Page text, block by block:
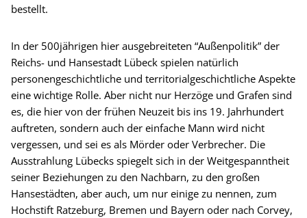
bestellt.
In der 500jährigen hier ausgebreiteten “Außenpolitik” der
Reichs- und Hansestadt Lübeck spielen natürlich
personengeschichtliche und territorialgeschichtliche Aspekte
eine wichtige Rolle. Aber nicht nur Herzöge und Grafen sind
es, die hier von der frühen Neuzeit bis ins 19. Jahrhundert
auftreten, sondern auch der einfache Mann wird nicht
vergessen, und sei es als Mörder oder Verbrecher. Die
Ausstrahlung Lübecks spiegelt sich in der Weitgespanntheit
seiner Beziehungen zu den Nachbarn, zu den großen
Hansestädten, aber auch, um nur einige zu nennen, zum
Hochstift Ratzeburg, Bremen und Bayern oder nach Corvey,